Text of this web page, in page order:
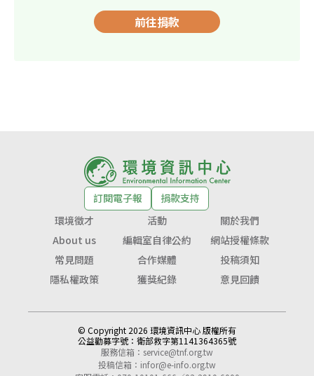
前往捐款
訂閱電子報
捐款支持
環境徵才
活動
關於我們
About us
編輯室自律公約
網站授權條款
常見問題
合作媒體
投稿須知
隱私權政策
獲獎紀錄 意見回饋
© Copyright 2026 環境資訊中心 版權所有
公益勸募字號： 衛部救字第1141364365號
服務信箱： service@tnf.org.tw
投稿信箱： infor@e-info.org.tw